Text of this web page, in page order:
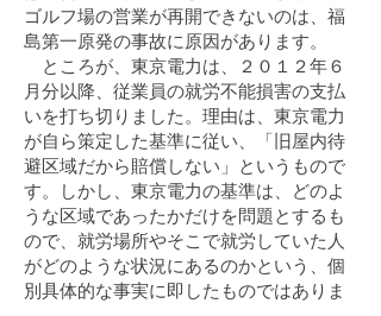
ゴルフ場の営業が再開できないのは、福
島第一原発の事故に原因があります。
ところが、東京電力は、２０１２年６
月分以降、従業員の就労不能損害の支払
いを打ち切りました。理由は、東京電力
が自ら策定した基準に従い、「旧屋内待
避区域だから賠償しない」というもので
す。しかし、東京電力の基準は、どのよ
うな区域であったかだけを問題とするも
ので、就労場所やそこで就労していた人
がどのような状況にあるのかという、個
別具体的な事実に即したものではありま